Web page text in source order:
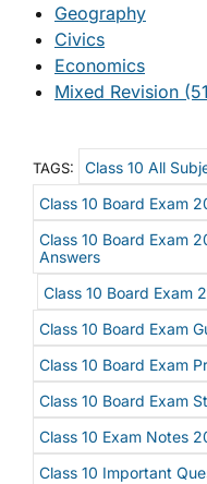
Geography
Civics
Economics
Mixed Revision
TAGS:
Class 10 All
Class 10 Board Exam
Class 10 Board Exam
Answers
Class 10 Board Exam
Class 10 Board Exam
Class 10 Board Exam
Class 10 Board Exam
Class 10 Exam Notes
Class 10 Important